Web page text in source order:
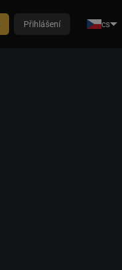
Přihlášení cs